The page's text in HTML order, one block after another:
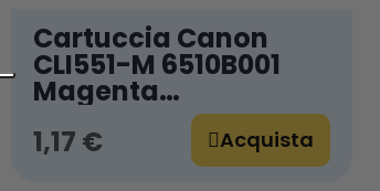
Cartuccia Canon
CLI551-M 6510B001
Magenta
Compatibile
1,17 € Acquista